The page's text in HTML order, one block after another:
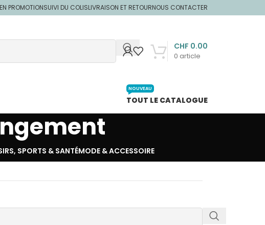
EN PROMOTIONSUIVI DU COLISLIVRAISON ET RETOURNOUS CONTACTER
0 article
CHF 0.00
TOUT LE CATALOGUE
NOUVEAU
SPORTS & SANTÉMODE & ACCESSOIRE